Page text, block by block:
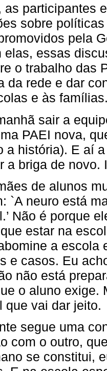
as participantes
sobre
pela
elas, essas
o trabalho das
da rede e dar
e às
sair a
PAEI nova,
a história). E aí
a briga de novo.
de alunos
`A neuro está
Não é porque
estar na
a escola
e casos. Eu
não está
o aluno exige.
que vai dar jeito.
segue uma
com o outro,
se constitui,